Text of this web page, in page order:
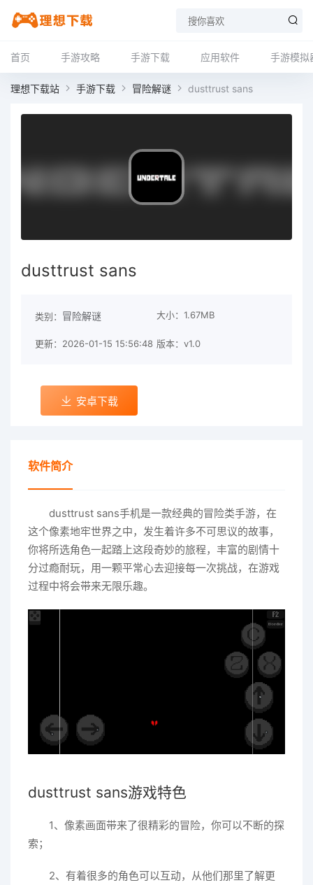
首页 手游攻略 手游下载 应用软件 手游模拟
理想下载站 手游下载 冒险解谜 dusttrust sans
dusttrust sans
类别： 冒险解谜 大小：1.67MB
更新：2026-01-15 15:56:48 版本：v1.0
安卓下载
软件简介
dusttrust sans手机是一款经典的冒险类手游，在
这个像素地牢世界之中，发生着许多不可思议的故事，
你将所选角色一起踏上这段奇妙的旅程，丰富的剧情十
分过瘾耐玩，用一颗平常心去迎接每一次挑战，在游戏
过程中将会带来无限乐趣。
dusttrust sans游戏特色
1、像素画面带来了很精彩的冒险，你可以不断的探
索；
2、有着很多的角色可以互动，从他们那里了解更